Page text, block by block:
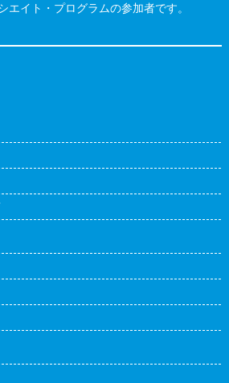
エイト・プログラムの参加者です。